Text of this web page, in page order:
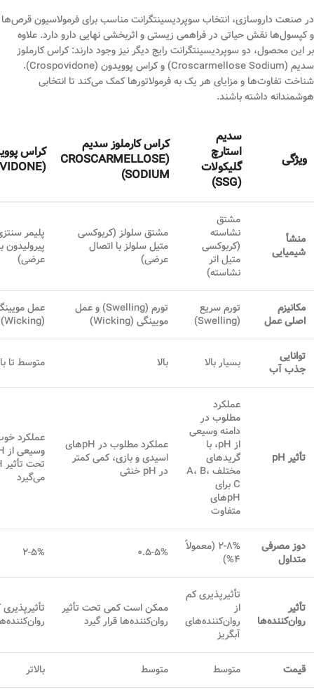
در صنعت داروسازی، انتخاب سوپردیسینتگرانت مناسب برای فرمولاسیون قرص‌ها
و کپسول‌ها نقش حیاتی در فراهمی زیستی و اثربخشی نهایی دارو دارد. علاوه
بر این محصول، دو سوپردیسینتگرانت رایج دیگر نیز وجود دارند: کراس کارملوز
سدیم (Croscarmellose Sodium) و کراس پوویدون (Crospovidone).
شناخت تفاوت‌ها و مزایای هر یک به فرمولاتورها کمک می‌کند تا انتخابی
هوشمندانه داشته باشند.
ویژگی
سدیم
استارچ
گلیکولات
(SSG)
کراس کارملوز سدیم
(CROSCARMELLOSE
SODIUM)
کراس
(CROSPOVIDONE)
منشأ
شیمیایی
مشتق
نشاسته
(کربوکسی
متیل اتر
نشاسته)
مشتق سلولز (کربوکسی
متیل سلولز با اتصال
عرضی)
پلیمر
پیرولیدون
عرضی)
مکانیزم
اصلی عمل
تورم سریع
(Swelling)
تورم (Swelling) و عمل
مویینگی (Wicking)
عمل
(Wicking)
توانایی
جذب آب
بسیار بالا بالا متوسط تا
تأثیر pH
عملکرد
مطلوب در
دامنه وسیعی
از pH، با
گریدهای
مختلف A، B،
C برای
pH‌های
متفاوت
عملکرد مطلوب در pH‌های
اسیدی و بازی، کمی کمتر
در pH خنثی
عملکرد
می‌گیرد
دوز مصرفی
متداول
۲-۸% (معمولاً
۴%)
۰.۵-۵% ۲-۵%
تأثیر
روان‌کننده‌ها
تأثیرپذیری کم
از
روان‌کننده‌های
آبگریز
ممکن است کمی تحت تأثیر
روان‌کننده‌ها قرار گیرد
قیمت متوسط متوسط بالاتر